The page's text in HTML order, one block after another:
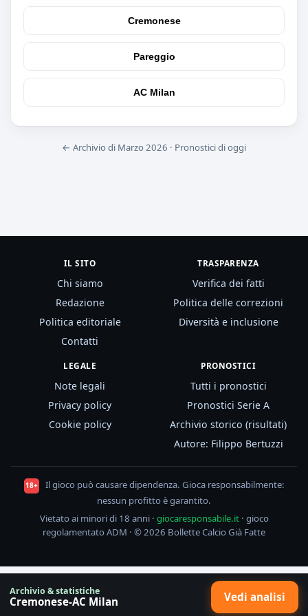
Cremonese
Pareggio
AC Milan
← Archivio di Marzo 2026 · Pronostici di oggi
IL SITO
Chi siamo
Redazione
Politica editoriale
Contatti
TRASPARENZA
Verifica dei fatti
Politica delle correzioni
Diversità e inclusione
LEGALE
Note legali
Privacy policy
Cookie policy
PRONOSTICI
Tutti i pronostici
Pronostici Serie A
Archivio storico (risultati)
Autore: Filippo Bertuzzi
18+
Il gioco può causare dipendenza. Gioca responsabilmente:
nessun profitto è garantito.
Vietato ai minori di 18 anni · giocaresponsabile.it· gioco
regolamentato ADM · © 2026 Bollette Calcio Già Fatte
Archivio & statistiche
Cremonese-AC Milan Vedi analisi